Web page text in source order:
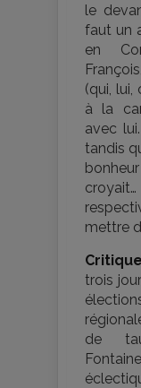
le
faut un
en
(qui, lui,
à la
avec
tandis
mettre
trois
de